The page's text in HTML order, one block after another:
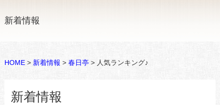
新着情報
HOME> 新着情報 > 春日亭> 人気ランキング♪
新着情報